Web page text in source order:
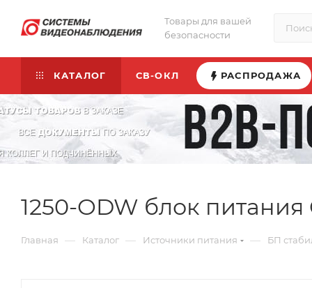
Товары для вашей
безопасности
КАТАЛОГ СВ-ОКЛ РАСПРОДАЖА
1250-ODW блок
Главная — Каталог — Источники питания — БП